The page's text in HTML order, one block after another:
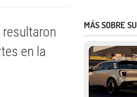
en la
MÁS SOBRE